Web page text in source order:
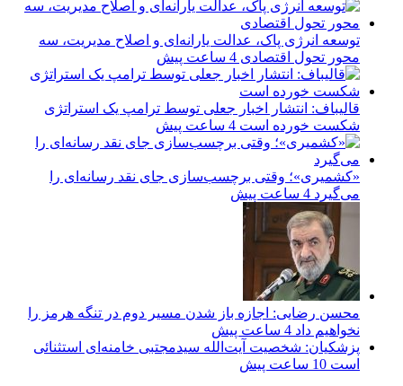
توسعه انرژی پاک، عدالت یارانه‌ای و اصلاح مدیریت، سه
محور تحول اقتصادی 4 ساعت پیش
قالیباف: انتشار اخبار جعلی توسط ترامپ یک استراتژی
شکست خورده است 4 ساعت پیش
«کشمیری»؛ وقتی برچسب‌سازی جای نقد رسانه‌ای را
می‌گیرد 4 ساعت پیش
محسن رضایی: اجازه باز شدن مسیر دوم در تنگه هرمز را
نخواهیم داد 4 ساعت پیش
پزشکیان: شخصیت آیت‌الله سیدمجتبی خامنه‌ای استثنائی
است 10 ساعت پیش